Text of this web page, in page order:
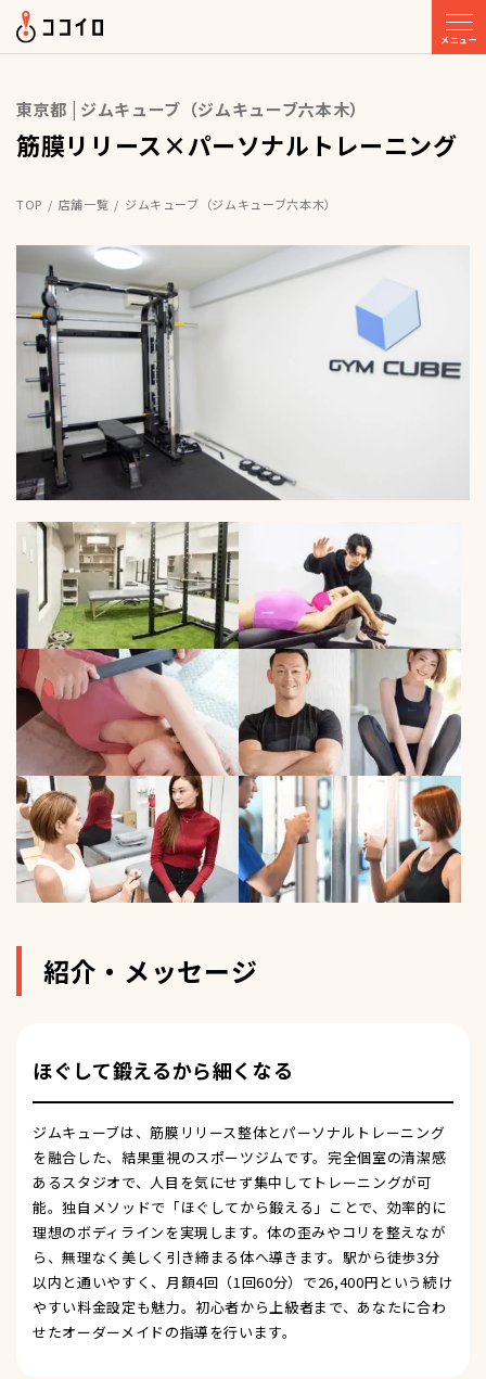
メニュー
東京都 | ジムキューブ（ジムキューブ六本木）
筋膜リリース×パーソナルトレーニング
TOP 店舗一覧 ジムキューブ（ジムキューブ六本木）
紹介・メッセージ
ほぐして鍛えるから細くなる
ジムキューブは、筋膜リリース整体とパーソナルトレーニング
を融合した、結果重視のスポーツジムです。完全個室の清潔感
あるスタジオで、人目を気にせず集中してトレーニングが可
能。独自メソッドで「ほぐしてから鍛える」ことで、効率的に
理想のボディラインを実現します。体の歪みやコリを整えなが
ら、無理なく美しく引き締まる体へ導きます。駅から徒歩3分
以内と通いやすく、月額4回（1回60分）で26,400円という続け
やすい料金設定も魅力。初心者から上級者まで、あなたに合わ
せたオーダーメイドの指導を行います。